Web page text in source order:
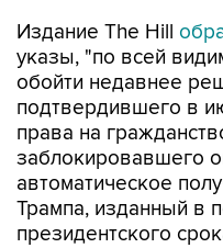
Издание The Hill
указы, "по всей
обойти недавнее
подтвердившего в
права на
заблокировавшего
автоматическое
Трампа, изданный в
президентского